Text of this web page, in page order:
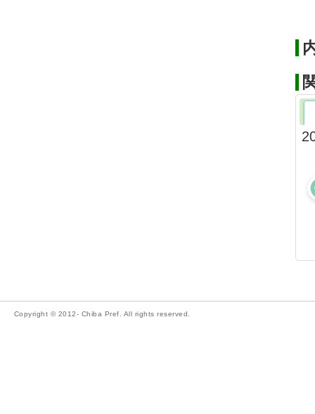
Copyright © 2012- Chiba Pref. All rights reserved.